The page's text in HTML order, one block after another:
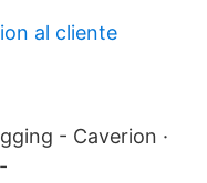
al cliente
- Caverion ·